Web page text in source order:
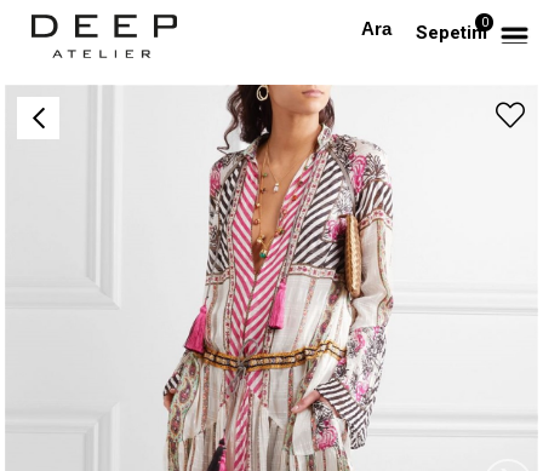
Sepetim0
Anasayfa Karma Desenli Boho Maksi Elbise